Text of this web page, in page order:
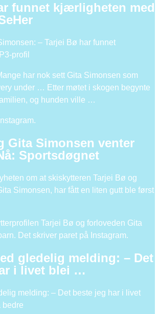
funnet kjærligheten med
– Tarjei Bø har funnet
profil
har nok sett Gita Simonsen som
under … Etter møtet i skogen begynte
og hunden ville …
Gita Simonsen venter
Sportsdøgnet
om at skiskytteren Tarjei Bø og
Simonsen, har fått en liten gutt ble først
Tarjei Bø og forloveden Gita
Det skriver paret på Instagram.
gledelig melding: – Det
i livet blei …
melding: – Det beste jeg har i livet
bedre